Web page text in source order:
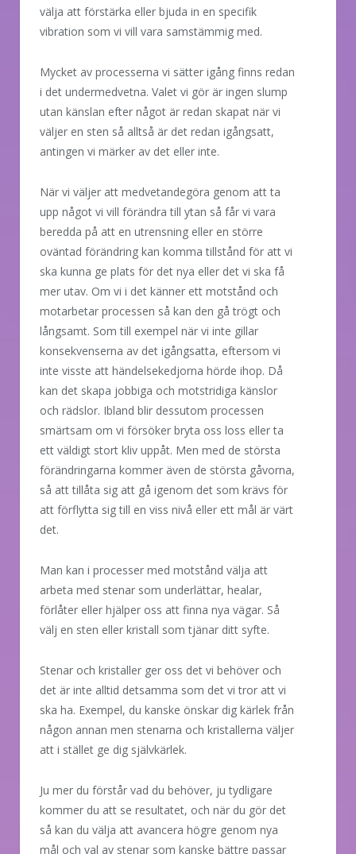
välja att förstärka eller bjuda in en specifik
vibration som vi vill vara samstämmig med.
Mycket av processerna vi sätter igång finns redan
i det undermedvetna. Valet vi gör är ingen slump
utan känslan efter något är redan skapat när vi
väljer en sten så alltså är det redan igångsatt,
antingen vi märker av det eller inte.
När vi väljer att medvetandegöra genom att ta
upp något vi vill förändra till ytan så får vi vara
beredda på att en utrensning eller en större
oväntad förändring kan komma tillstånd för att vi
ska kunna ge plats för det nya eller det vi ska få
mer utav. Om vi i det känner ett motstånd och
motarbetar processen så kan den gå trögt och
långsamt. Som till exempel när vi inte gillar
konsekvenserna av det igångsatta, eftersom vi
inte visste att händelsekedjorna hörde ihop. Då
kan det skapa jobbiga och motstridiga känslor
och rädslor. Ibland blir dessutom processen
smärtsam om vi försöker bryta oss loss eller ta
ett väldigt stort kliv uppåt. Men med de största
förändringarna kommer även de största gåvorna,
så att tillåta sig att gå igenom det som krävs för
att förflytta sig till en viss nivå eller ett mål är värt
det.
Man kan i processer med motstånd välja att
arbeta med stenar som underlättar, healar,
förlåter eller hjälper oss att finna nya vägar. Så
välj en sten eller kristall som tjänar ditt syfte.
Stenar och kristaller ger oss det vi behöver och
det är inte alltid detsamma som det vi tror att vi
ska ha. Exempel, du kanske önskar dig kärlek från
någon annan men stenarna och kristallerna väljer
att i stället ge dig självkärlek.
Ju mer du förstår vad du behöver, ju tydligare
kommer du att se resultatet, och när du gör det
så kan du välja att avancera högre genom nya
mål och val av stenar som kanske bättre passar